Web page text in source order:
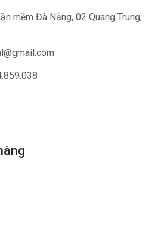
mềm Đà Nẵng, 02 Quang Trung,